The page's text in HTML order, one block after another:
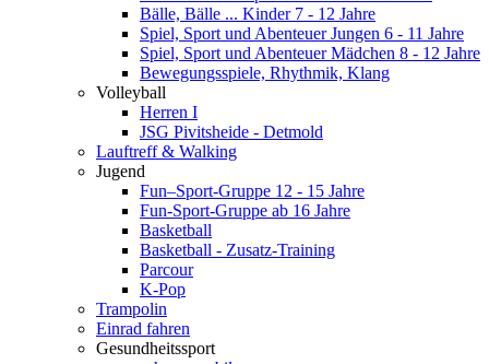
Bälle, Bälle ... Kinder 7 - 12 Jahre
Spiel, Sport und Abenteuer Jungen 6 - 11 Jahre
Spiel, Sport und Abenteuer Mädchen 8 - 12 Jahre
Bewegungsspiele, Rhythmik, Klang
Volleyball
Herren I
JSG Pivitsheide - Detmold
Lauftreff & Walking
Jugend
Fun–Sport-Gruppe 12 - 15 Jahre
Fun-Sport-Gruppe ab 16 Jahre
Basketball
Basketball - Zusatz-Training
Parcour
K-Pop
Trampolin
Einrad fahren
Gesundheitssport